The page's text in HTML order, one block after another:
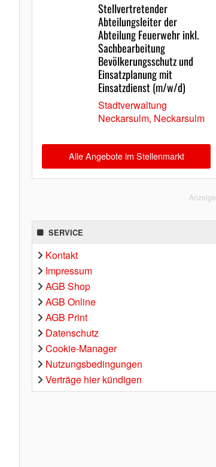
Stellvertretender
Abteilungsleiter der
Abteilung Feuerwehr inkl.
Sachbearbeitung
Bevölkerungsschutz und
Einsatzplanung mit
Einsatzdienst (m/w/d)
Stadtverwaltung
Neckarsulm, Neckarsulm
Alle Angebote im Stellenmarkt
Anzeige
SERVICE
Kontakt
Impressum
AGB Shop
AGB Online
AGB Print
Datenschutz
Cookie-Manager
Nutzungsbedingungen
Verträge hier kündigen